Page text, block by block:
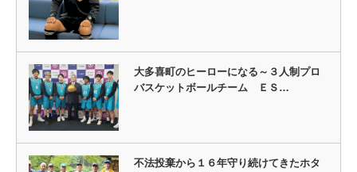
大多喜町のヒーローになる～３人制プロ
バスケットボールチーム ＥＳ…
不法投棄から１６年守り続けてきたホタ